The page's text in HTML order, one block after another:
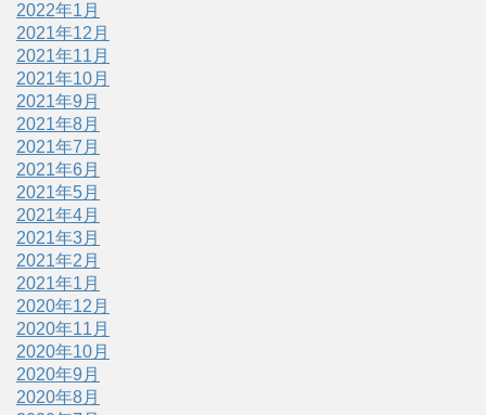
2022年1月
2021年12月
2021年11月
2021年10月
2021年9月
2021年8月
2021年7月
2021年6月
2021年5月
2021年4月
2021年3月
2021年2月
2021年1月
2020年12月
2020年11月
2020年10月
2020年9月
2020年8月